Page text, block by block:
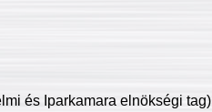
és Iparkamara elnökségi tag)